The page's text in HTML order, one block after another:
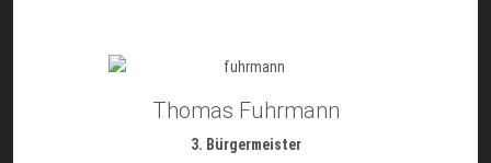
Thomas Fuhrmann
3. Bürgermeister